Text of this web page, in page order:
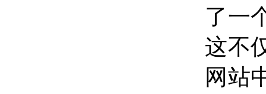
了一
这不
网站